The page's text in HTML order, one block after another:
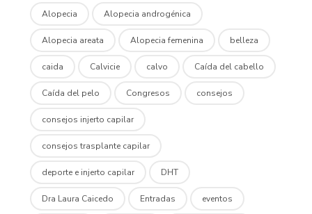
Alopecia Alopecia androgénica
Alopecia areata Alopecia femenina belleza
caida Calvicie calvo Caída del cabello
Caída del pelo Congresos consejos
consejos injerto capilar
consejos trasplante capilar
deporte e injerto capilar DHT
Dra Laura Caicedo Entradas eventos